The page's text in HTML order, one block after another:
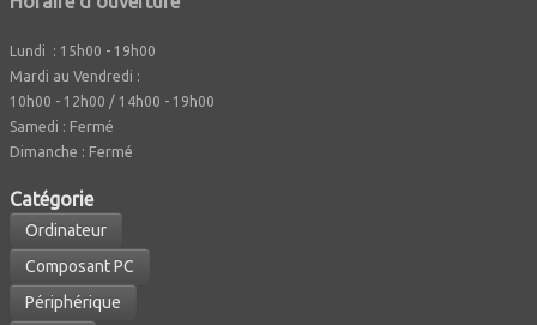
Lundi : 15h00 - 19h00
Mardi au Vendredi :
10h00 - 12h00 / 14h00 - 19h00
Samedi : Fermé
Dimanche : Fermé
Catégorie
Ordinateur
Composant PC
Périphérique